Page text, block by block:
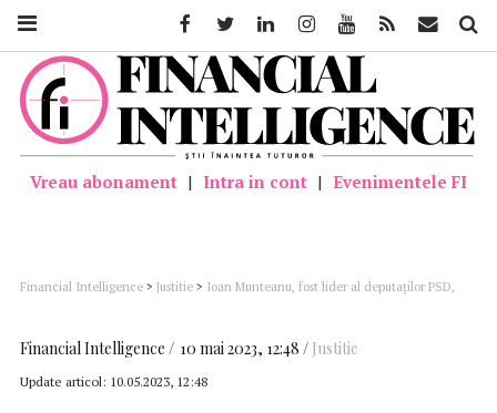
Vreau abonament | Intra in cont | Evenimentele FI
Financial Intelligence > Justitie > Ioan Munteanu, fost lider al deputaţilor PSD,
Financial Intelligence 10 mai 2023, 12:48 Justitie
Update articol: 10.05.2023, 12:48
FacebookTwitter LinkedinInstagramYoutube Feed Mail